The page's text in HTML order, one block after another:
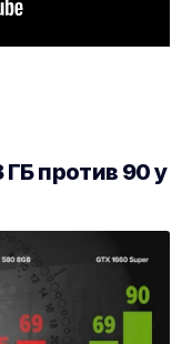
против 90 у